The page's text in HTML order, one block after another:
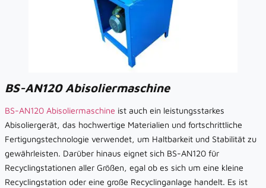
BS-AN120 Abisoliermaschine
BS-AN120 Abisoliermaschine ist auch ein leistungsstarkes
Abisoliergerät, das hochwertige Materialien und fortschrittliche
Fertigungstechnologie verwendet, um Haltbarkeit und Stabilität zu
gewährleisten. Darüber hinaus eignet sich BS-AN120 für
Recyclingstationen aller Größen, egal ob es sich um eine kleine
Recyclingstation oder eine große Recyclinganlage handelt. Es ist